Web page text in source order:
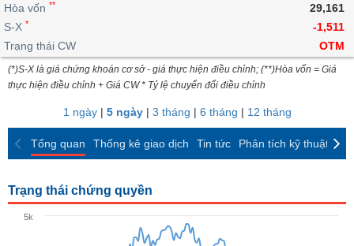
Niên
giám
Tài
liệu
cổ
doanh
Top
cổ
phiếu
ngành
giao
dịch
Thống
giao
dịch
tức
trực
tuyến
Bộ
lọc
cổ
So
sánh
Báo
cáo
tạo
Dịch
vụ
Hòa vốn **
29,161
S-X *
-1,511
Trạng thái CW
OTM
(*)S-X là giá chứng khoán cơ sở - giá thực hiện điều chỉnh; (**)Hòa vốn = Giá
thực hiện điều chỉnh + Giá CW * Tỷ lệ chuyển đổi điều chỉnh
1 ngày| 5 ngày| 3 tháng | 6 tháng | 12 tháng
Tổng quan Thống kê giao dịch Tin tức Phân tích kỹ thuật
Trạng thái chứng quyền
5k
TÀI
CHÍNH
HÀNG
KINH